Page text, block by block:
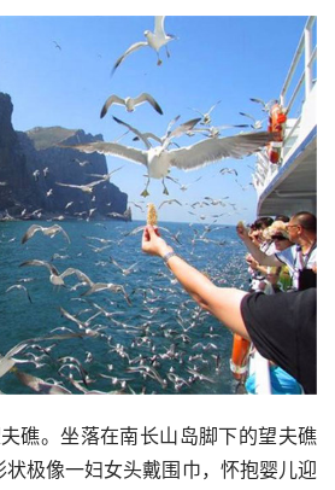
礁。坐落在南长山岛脚下的望夫礁
极像一妇女头戴围巾，怀抱婴儿迎